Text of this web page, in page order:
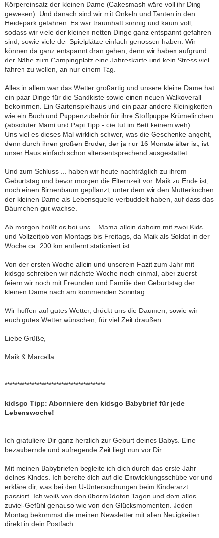
Körpereinsatz der kleinen Dame (Cakesmash wäre voll ihr Ding
gewesen). Und danach sind wir mit Onkeln und Tanten in den
Heidepark gefahren. Es war traumhaft sonnig und kaum voll,
sodass wir viele der kleinen netten Dinge ganz entspannt gefahren
sind, sowie viele der Spielplätze einfach genossen haben. Wir
können da ganz entspannt dran gehen, denn wir haben aufgrund
der Nähe zum Campingplatz eine Jahreskarte und kein Stress viel
fahren zu wollen, an nur einem Tag.
Alles in allem war das Wetter großartig und unsere kleine Dame hat
ein paar Dinge für die Sandkiste sowie einen neuen Walkoverall
bekommen. Ein Gartenspielhaus und ein paar andere Kleinigkeiten
wie ein Buch und Puppenzubehör für ihre Stoffpuppe Krümelinchen
(absoluter Mami und Papi Tipp - die tut im Bett keinem weh).
Uns viel es dieses Mal wirklich schwer, was die Geschenke angeht,
denn durch ihren großen Bruder, der ja nur 16 Monate älter ist, ist
unser Haus einfach schon altersentsprechend ausgestattet.
Und zum Schluss ... haben wir heute nachträglich zu ihrem
Geburtstag und bevor morgen die Elternzeit von Maik zu Ende ist,
noch einen Birnenbaum gepflanzt, unter dem wir den Mutterkuchen
der kleinen Dame als Lebensquelle verbuddelt haben, auf dass das
Bäumchen gut wachse.
Ab morgen heißt es bei uns – Mama allein daheim mit zwei Kids
und Vollzeitjob von Montags bis Freitags, da Maik als Soldat in der
Woche ca. 200 km entfernt stationiert ist.
Von der ersten Woche allein und unserem Fazit zum Jahr mit
kidsgo schreiben wir nächste Woche noch einmal, aber zuerst
feiern wir noch mit Freunden und Familie den Geburtstag der
kleinen Dame nach am kommenden Sonntag.
Wir hoffen auf gutes Wetter, drückt uns die Daumen, sowie wir
euch gutes Wetter wünschen, für viel Zeit draußen.
Liebe Grüße,
Maik & Marcella
*****************************************
kidsgo Tipp: Abonniere den kidsgo Babybrief für jede
Lebenswoche!
Ich gratuliere Dir ganz herzlich zur Geburt deines Babys. Eine
bezaubernde und aufregende Zeit liegt nun vor Dir.
Mit meinen Babybriefen begleite ich dich durch das erste Jahr
deines Kindes. Ich bereite dich auf die Entwicklungsschübe vor und
erkläre dir, was bei den U-Untersuchungen beim Kinderarzt
passiert. Ich weiß von den übermüdeten Tagen und dem alles-
zuviel-Gefühl genauso wie von den Glücksmomenten. Jeden
Montag bekommst die meinen Newsletter mit allen Neuigkeiten
direkt in dein Postfach.